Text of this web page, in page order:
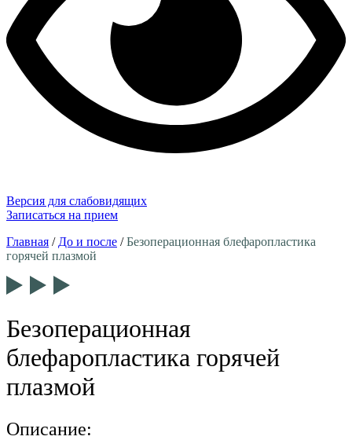
Версия для слабовидящих
Записаться на прием
Главная / До и после /Безоперационная блефаропластика
горячей плазмой
Безоперационная
блефаропластика горячей
плазмой
Описание: